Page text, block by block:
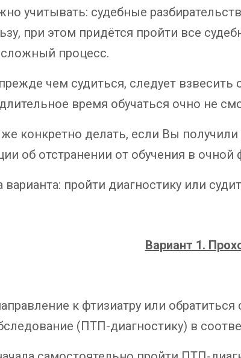
учитывать: судебные
при этом придётся пройти все
процесс.
чем судиться, следует
время обучаться очно не
же конкретно делать, если Вы
об отстранении от обучения в
варианта: пройти диагностику или
Вариант 1.
к фтизиатру или
(ПТП-диагностику) в